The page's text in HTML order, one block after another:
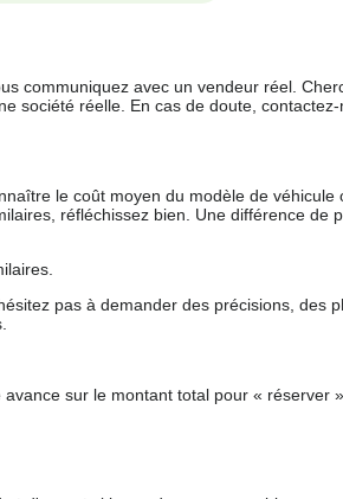
communiquez avec un vendeur réel.
société réelle. En cas de doute,
le coût moyen du modèle de véhicule
réfléchissez bien. Une différence de
pas à demander des précisions, des
sur le montant total pour « réserver